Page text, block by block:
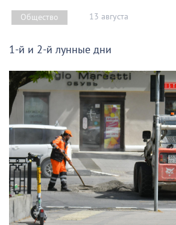
Общество 13 августа
1-й и 2-й лунные дни